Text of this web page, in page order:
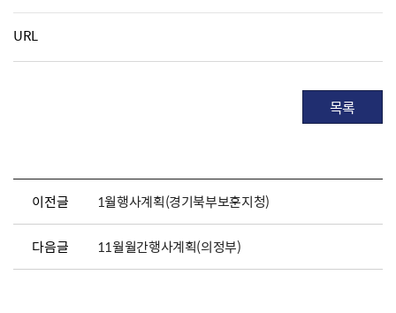
URL
목록
이전글 1월행사계획(경기북부보훈지청)
다음글 11월월간행사계획(의정부)